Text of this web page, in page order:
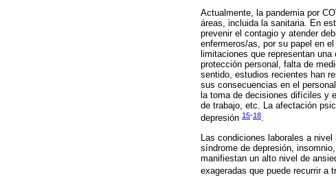
Actualmente, la pandemia por
áreas, incluida la sanitaria. En
prevenir el contagio y atender
enfermeros/as, por su papel en
limitaciones que representan
protección personal, falta de
sentido, estudios recientes han
sus consecuencias en el
la toma de decisiones difíciles y
de trabajo, etc. La afectación
depresión 15-18.
Las condiciones laborales a
síndrome de depresión,
manifiestan un alto nivel de
exageradas que puede recurrir a